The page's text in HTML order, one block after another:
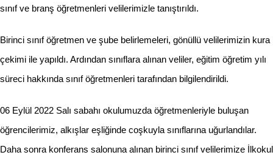
sınıf ve branş öğretmenleri velilerimizle tanıştırıldı.
Birinci sınıf öğretmen ve şube belirlemeleri, gönüllü velilerimizin kura
çekimi ile yapıldı. Ardından sınıflara alınan veliler, eğitim öğretim yılı
süreci hakkında sınıf öğretmenleri tarafından bilgilendirildi.
06 Eylül 2022 Salı sabahı okulumuzda öğretmenleriyle buluşan
öğrencilerimiz, alkışlar eşliğinde coşkuyla sınıflarına uğurlandılar.
Daha sonra konferans salonuna alınan birinci sınıf velilerimize İlkokul